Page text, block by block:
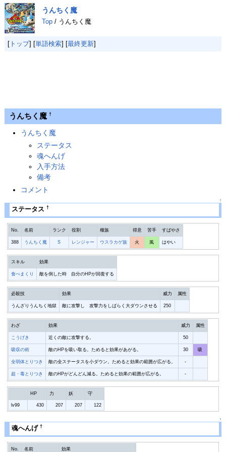
うんちく魔
Top/ うんちく魔
[トップ] [単語検索] [最終更新]
うんちく魔 †
うんちく魔
ステータス
魂へんげ
入手方法
備考
コメント
↑
ステータス †
No. 名前 ランク 役割 種族 得意 苦手 すばやさ
388 うんちく魔 S レンジャー ウスラカゲ族 火 風 はやい
スキル 効果
食べまくり 敵を倒した時 自分のHPが回復する
必殺技 効果 威力 属性
うんざりうんちく地獄 敵に攻撃し 攻撃力をしばらく大ダウンさせる 250
わざ 効果 威力 属性
こうげき 近くの敵に攻撃する。 50
吸収の術 敵のHPを吸い取る。ためると効果があがる。 30 吸
全弱体とりつき 敵の全ステータスを小ダウン。ためると効果の範囲が広がる。 -
超・毒とりつき 敵のHPがどんどん減る。ためると効果の範囲が広がる。 -
HP 力 妖 守
lv99 430 207 207 122
↑
魂へんげ †
No. 名前 効果